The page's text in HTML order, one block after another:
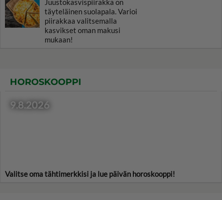
täyteläinen suolapala. Varioi
piirakkaa valitsemalla
kasvikset oman makusi
mukaan!
HOROSKOOPPI
9.8.2026
Valitse oma tähtimerkkisi ja lue päivän horoskooppi!